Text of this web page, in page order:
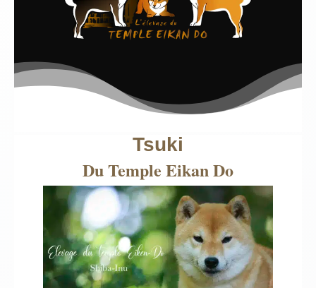
Tsuki
Du Temple Eikan Do